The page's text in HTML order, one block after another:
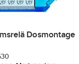
Dosmontage